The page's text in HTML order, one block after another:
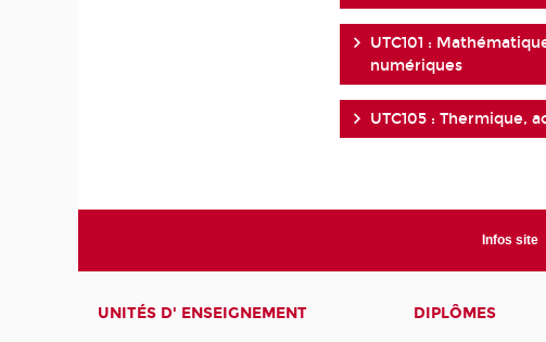
UTC101 :
numériques
UTC105 : Thermique,
Infos site
UNITÉS D' ENSEIGNEMENT DIPLÔMES